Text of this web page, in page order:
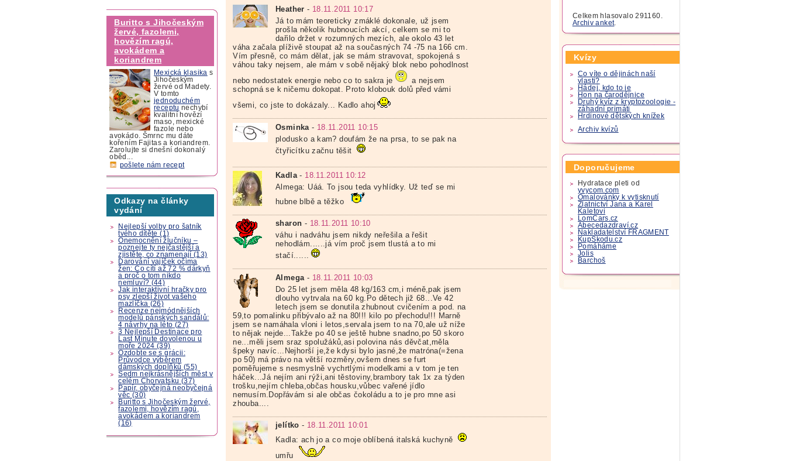
Buritto s Jihočeským
žervé, fazolemi,
hovězím ragú,
avokádem a
koriandrem
Mexická klasika s
Jihočeským
žervé od Madety.
V tomto
jednoduchém
receptu nechybí
kvalitní hovězí
maso, mexické
fazole nebo
avokádo. Šmrnc mu dáte
kořením Fajitas a koriandrem.
Zarolujte si dnešní dokonalý
oběd...
pošlete nám recept
Odkazy na články
vydání
Nejlepší volby pro šatník
tvého dítěte (1)
Onemocnění žlučníku –
poznejte ty nejčastější a
zjistěte, co znamenají (13)
Darování vajíček očima
žen: Co cítí až 72 % dárkyň
a proč o tom nikdo
nemluví? (44)
Jak interaktivní hračky pro
psy zlepší život vašeho
mazlíčka (26)
Recenze nejmódnějších
modelů pánských sandálů:
4 návrhy na léto (27)
3 Nejlepší Destinace pro
Last Minute dovolenou u
moře 2024 (39)
Ozdobte se s grácii:
Průvodce výběrem
dámských doplňků (55)
Sedm nejkrásnějších měst v
celém Chorvatsku (37)
Papír, obyčejná neobyčejná
věc (30)
Buritto s Jihočeským žervé,
fazolemi, hovězím ragú,
avokádem a koriandrem
(16)
Heather - 18.11.2011 10:17
Já to mám teoreticky zmáklé dokonale, už jsem
prošla několik hubnoucích akcí, celkem se mi to
dařilo držet v rozumných mezích, ale okolo 43 let
váha začala plíživě stoupat až na současných 74 -75 na 166 cm.
Vím přesně, co mám dělat, jak se mám stravovat, spokojená s
váhou taky nejsem, ale mám v sobě nějaký blok nebo pohodlnost
nebo nedostatek energie nebo co to sakra je
a nejsem
schopná se k ničemu dokopat. Proto klobouk dolů před vámi
všemi, co jste to dokázaly... Kadlo ahoj
Osminka - 18.11.2011 10:15
plodusko a kam? doufám že na prsa, to se pak na
čtyřicítku začnu těšit
Kadla- 18.11.2011 10:12
Almega: Uáá. To jsou teda vyhlídky. Už teď se mi
hubne blbě a těžko
sharon - 18.11.2011 10:10
váhu i nadváhu jsem nikdy neřešila a řešit
nehodlám......já vím proč jsem tlustá a to mi
stačí......
Almega - 18.11.2011 10:03
Do 25 let jsem měla 48 kg/163 cm,i méně,pak jsem
dlouho vytrvala na 60 kg.Po dětech již 68...Ve 42
letech jsem se donutila zhubnout cvičením a pod. na
59,to pomalinku přibývalo až na 80!!! kilo po přechodu!!! Marně
jsem se namáhala vloni i letos,servala jsem to na 70,ale už níže
to nějak nejde...Takže po 40 se ještě hubne snadno,po 50 skoro
ne...měli jsem sraz spolužáků,asi polovina nás děvčat,měla
špeky navíc...Nejhorší je,že kdysi bylo jasné,že matróna(=žena
po 50) má právo na větší rozměry,ovšem dnes se furt
poměřujeme s nesmyslně vychrtlými modelkami a v tom je ten
háček...Já nejím ani rýži,ani těstoviny,brambory tak 1x za týden
trošku,nejím chleba,občas housku,vůbec vařené jídlo
nemusím.Dopřávám si ale občas čokoládu a to je pro mne asi
zhouba....
jelítko - 18.11.2011 10:01
Kadla: ach jo a co moje oblíbená italská kuchyně
umřu
Celkem hlasovalo 291160.
Archiv anket.
Kvízy
Co víte o dějinách naší
vlasti?
Hádej, kdo to je
Hon na čarodějnice
Druhý kvíz z kryptozoologie -
záhadní primáti
Hrdinové dětských knížek
Archiv kvízů
Doporučujeme
Hydratace pleti od
yvycom.com
Omalovánky k vytisknutí
Zlatnictví Jana a Karel
Kaletovi
LomCars.cz
Abecedazdraví.cz
Nakladatelství FRAGMENT
KupSkodu.cz
Pomáháme
Jolis
Barchoš